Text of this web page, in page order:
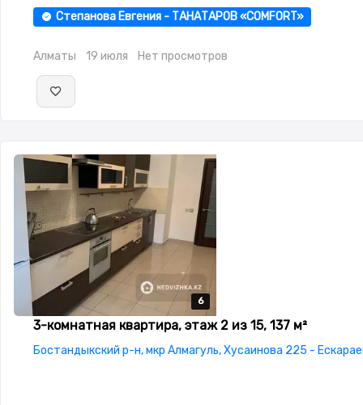
меблирована,Полностью меблирована,потолки: 3.0,паркинг:
Паркинг,Охрана,Домофон,Видеонаблюдение,Пластиковые
сантехника,Тихий двор
Степанова Евгения - ТАНАТАРОВ «COMFORT»
Алматы 19 июля Нет просмотров
6
6
6
6
6
3-комнатная квартира, этаж 2 из 15, 137 м²
Бостандыкский р-н, мкр Алмагуль, Хусаинова 225 -